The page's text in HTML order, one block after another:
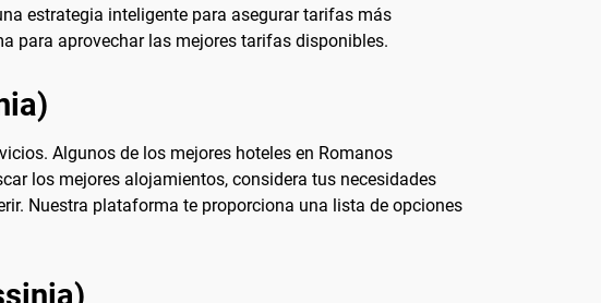
estrategia inteligente para asegurar tarifas más
para aprovechar las mejores tarifas disponibles.
Algunos de los mejores hoteles en Romanos
los mejores alojamientos, considera tus necesidades
Nuestra plataforma te proporciona una lista de opciones